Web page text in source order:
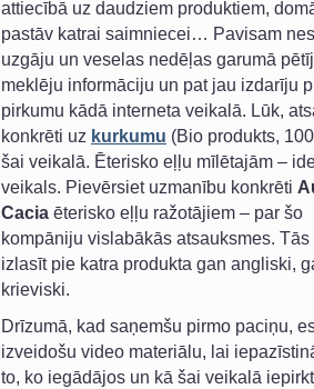
attiecībā uz daudziem produktiem,
pastāv katrai saimniecei… Pavisam
uzgāju un veselas nedēļas garumā
meklēju informāciju un pat jau izdarīju
pirkumu kādā interneta veikalā. Lūk,
konkrēti uz kurkumu (Bio produkts,
šai veikalā. Ēterisko eļļu mīlētajām –
veikals. Pievērsiet uzmanību konkrēti
Cacia ēterisko eļļu ražotājiem – par šo
kompāniju vislabākās atsauksmes. Tās
izlasīt pie katra produkta gan angliski,
krieviski.
Drīzumā, kad saņemšu pirmo paciņu,
izveidošu video materiālu, lai
to, ko iegādājos un kā šai veikalā